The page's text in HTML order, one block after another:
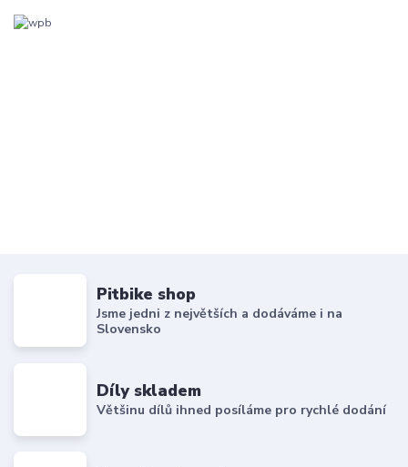
Pitbike shop
Jsme jedni z největších a dodáváme i na
Slovensko
Díly skladem
Většinu dílů ihned posíláme pro rychlé dodání